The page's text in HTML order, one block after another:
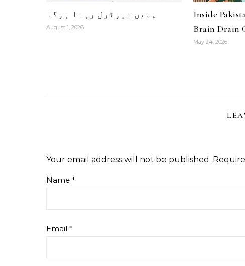
ہمیں نیوٹرل رہنا ہوگا
August 1, 2026
Inside
Brain Drain
May 24, 2026
Your email address will not be published.
Name *
Email *